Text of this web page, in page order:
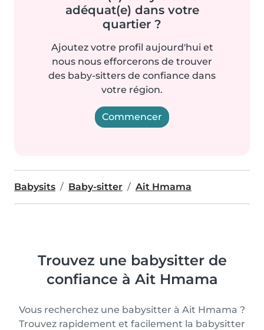
adéquat(e) dans votre
quartier ?
Ajoutez votre profil aujourd'hui et
nous nous efforcerons de trouver
des baby-sitters de confiance dans
votre région.
Commencer
Babysits Baby-sitter Ait Hmama
Trouvez une babysitter de
confiance à Ait Hmama
Vous recherchez une babysitter à Ait Hmama ?
Trouvez rapidement et facilement la babysitter